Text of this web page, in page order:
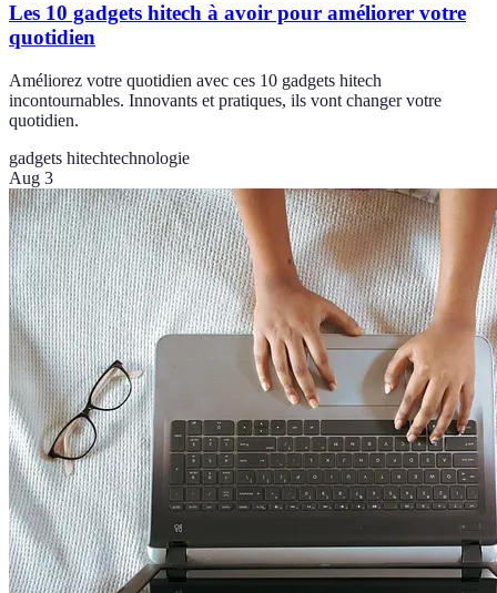
Les 10 gadgets hitech à avoir pour améliorer votre
quotidien
Améliorez votre quotidien avec ces 10 gadgets hitech
incontournables. Innovants et pratiques, ils vont changer votre
quotidien.
gadgets hitechtechnologie
Aug 3